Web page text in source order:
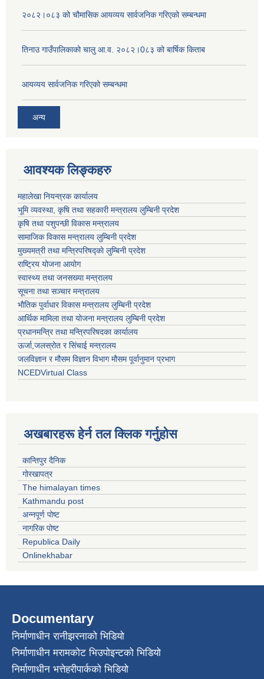
२०८२।०८३ को चौमासिक आयव्यय सार्वजनिक गरिएको सम्बन्धमा
तिनाउ गाउँपालिकाको चालु आ.व. २०८२।0८३ को बार्षिक किताब
आयव्यय सार्वजनिक गरिएको सम्बन्धमा
अन्य
आवश्यक लिङ्कहरु
महालेखा नियन्त्रक कार्यालय
भूमि व्यवस्था, कृषि तथा सहकारी मन्त्रालय लुम्बिनी प्रदेश
कृषि तथा पशुपन्छी विकास मन्त्रालय
सामाजिक विकास मन्त्रालय लुम्बिनी प्रदेश
मुख्यमत्री तथा मन्त्रिपरिषद्काे लुम्बिनी प्रदेश
राष्ट्रिय योजना आयोग
स्वास्थ्य तथा जनसख्या मन्त्रालय
सूचना तथा सञ्चार मन्त्रालय
भाैतिक पुर्वाधार विकास मन्त्रालय लुम्बिनी प्रदेश
आर्थिक मामिला तथा योजना मन्त्रालय लुम्बिनी प्रदेश
प्रधानमन्त्रि तथा मन्त्रिपरिषदका कार्यालय
ऊर्जा,जलस्रोत र सिंचाई मन्त्रालय
जलविज्ञान र मौसम विज्ञान विभाग मौसम पूर्वानुमान प्रभाग
NCEDVirtual Class
अखबारहरू हेर्न तल क्लिक गर्नुहोस
कान्तिपुर दैनिक
गोरखापत्र
The himalayan times
Kathmandu post
अन्नपूर्ण पोष्ट
नागरिक पोष्ट
Republica Daily
Onlinekhabar
Documentary
निर्माणाधीन रानीझरनाको भिडियो
निर्माणाधीन मरामकोट भिउपोइन्टको भिडियो
निर्माणाधीन भत्तेहरीपार्कको भिडियो